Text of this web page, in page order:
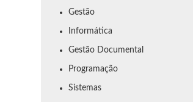
Gestão
Informática
Gestão Documental
Programação
Sistemas